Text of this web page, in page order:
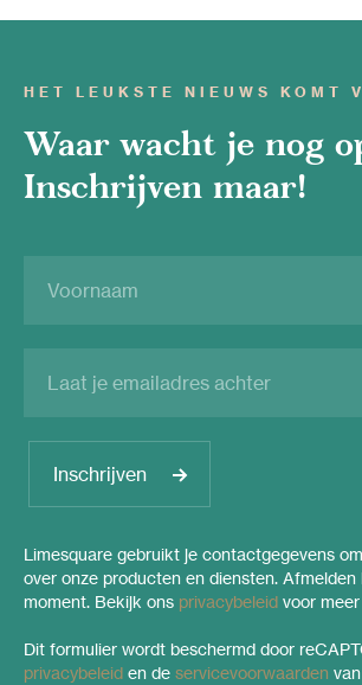
HET LEUKSTE NIEUWS KOMT
Waar wacht je nog
Inschrijven maar!
Inschrijven
Limesquare gebruikt je contactgegevens
over onze producten en diensten. Afmelden
moment. Bekijk ons privacybeleid voor
Dit formulier wordt beschermd door
privacybeleid en de servicevoorwaarden